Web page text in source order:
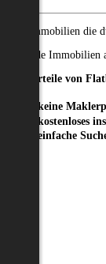
Alle Immobilien die
Passende
Die Vorteile von
keine
kostenloses
einfache